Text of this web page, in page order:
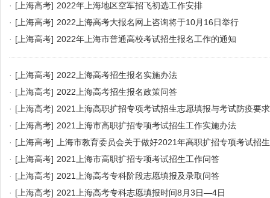
· [上海高考] 2022年上海地区空军招飞初选工作安排
· [上海高考] 2022上海高考大报名网上咨询将于10月16日举行
· [上海高考] 2022年上海市普通高校考试招生报名工作的通知
· [上海高考] 2022上海高考招生报名实施办法
· [上海高考] 2022上海高考招生报名政策问答
· [上海高考] 2021上海高职扩招专项考试招生志愿填报与考试防疫要
· [上海高考] 2021上海市高职扩招专项考试招生工作实施办法
· [上海高考]
上海市教育委员会关于做好2021年高职扩招专项考试招
· [上海高考] 2021上海市高职扩招专项考试招生工作问答
· [上海高考] 2021上海高考专科阶段志愿填报及录取问答
· [上海高考] 2021上海高考专科志愿填报时间8月3日—4日